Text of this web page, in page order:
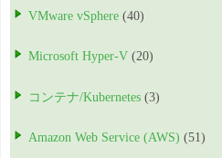
VMware vSphere (40)
Microsoft Hyper-V (20)
コンテナ/Kubernetes (3)
Amazon Web Service (AWS) (51)